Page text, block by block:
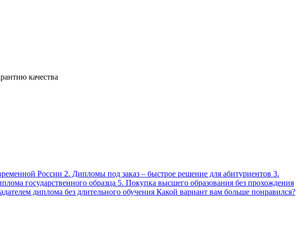
качества
России 2. Дипломы под заказ – быстрое решение для абитуриентов 3.
государственного образца 5. Покупка высшего образования без прохождения
диплома без длительного обучения Какой вариант вам больше понравился?